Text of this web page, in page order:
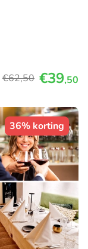
€62,50 €39,50
36% korting